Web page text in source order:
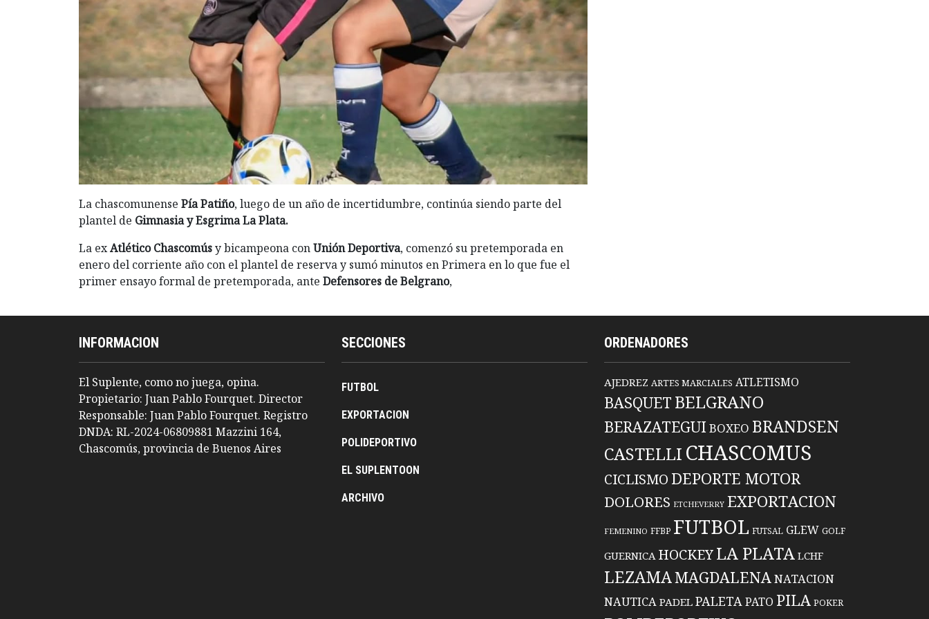
La chascomunense Pía Patiño, luego de un año de incertidumbre, continúa siendo parte del
plantel de Gimnasia y Esgrima La Plata.
La exAtlético Chascomúsy bicampeona conUnión Deportiva, comenzó su pretemporada en
enero del corriente año con el plantel de reserva y sumó minutos en Primera en lo que fue el
primer ensayo formal de pretemporada, ante Defensores de Belgrano,
INFORMACION
El Suplente, como no juega, opina.
Propietario: Juan Pablo Fourquet. Director
Responsable: Juan Pablo Fourquet. Registro
DNDA: RL-2024-06809881 Mazzini 164,
Chascomús, provincia de Buenos Aires
SECCIONES
FUTBOL
EXPORTACION
POLIDEPORTIVO
EL SUPLENTOON
ARCHIVO
ORDENADORES
AJEDREZ ARTES MARCIALES ATLETISMO
BASQUET BELGRANO
BERAZATEGUIBOXEO BRANDSEN
CASTELLI CHASCOMUS
CICLISMO DEPORTE MOTOR
DOLORES ETCHEVERRY EXPORTACION
FEMENINO FFBP FUTBOL FUTSAL GLEW GOLF
GUERNICA HOCKEYLA PLATA LCHF
LEZAMAMAGDALENANATACION
NAUTICA PADEL PALETAPATO PILA POKER